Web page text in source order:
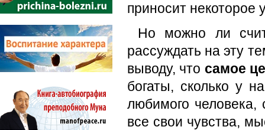
приносит некоторое
Но можно ли
рассуждать на эту
выводу, что самое
богаты, сколько у
любимого человека,
все свои чувства,